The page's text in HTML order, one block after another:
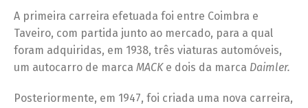
A primeira carreira efetuada foi entre Coimbra e
Taveiro, com partida junto ao mercado, para a qual
foram adquiridas, em 1938, três viaturas automóveis,
um autocarro de marca MACKe dois da marca Daimler.
Posteriormente, em 1947, foi criada uma nova carreira,